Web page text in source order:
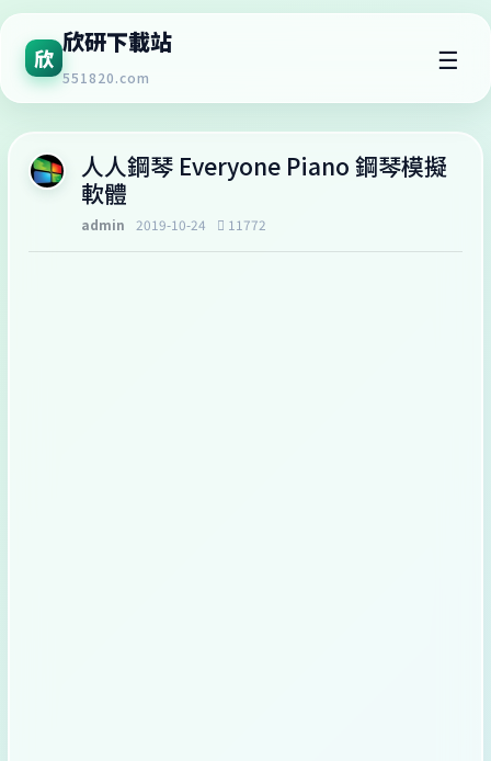
欣
欣研下載站
551820.com
☰
人人鋼琴 Everyone Piano 鋼琴模擬
軟體
admin 2019-10-24 11772